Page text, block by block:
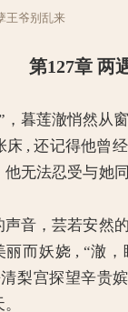
王爷别乱来
第127章 两
莲澈悄然从窗
床 , 还记得他曾
他无法忍受与她
，芸若安然的
丽而妖娆 , “澈
梨宫探望辛贵